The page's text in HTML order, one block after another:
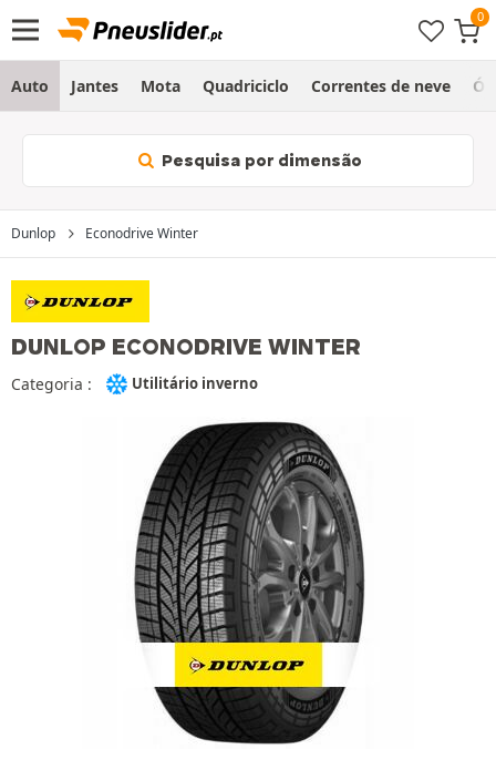
Auto Jantes Mota Quadriciclo Correntes de neve
Pesquisa por dimensão
Dunlop Econodrive Winter
DUNLOP ECONODRIVE WINTER
Categoria : Utilitário inverno